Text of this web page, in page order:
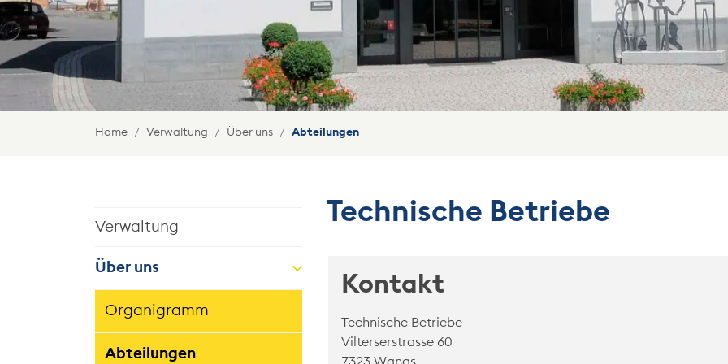
Home Verwaltung Über uns Abteilungen(ausgewählt)
Verwaltung
Über uns
Organigramm
Abteilungen
Technische Betriebe
Kontakt
Technische Betriebe
Vilterserstrasse 60
7323 Wangs